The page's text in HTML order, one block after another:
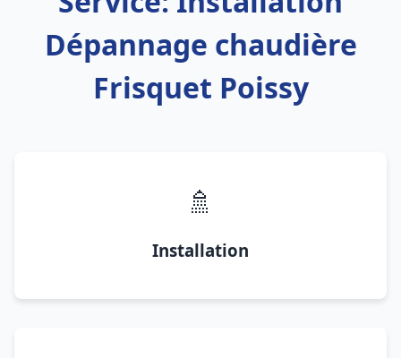
Dépannage chaudière
Frisquet Poissy
🚿
Installation